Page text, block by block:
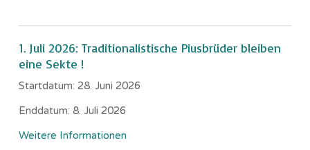
1. Juli 2026: Traditionalistische Piusbrüder bleiben
eine Sekte !
Startdatum: 28. Juni 2026
Enddatum: 8. Juli 2026
Weitere Informationen